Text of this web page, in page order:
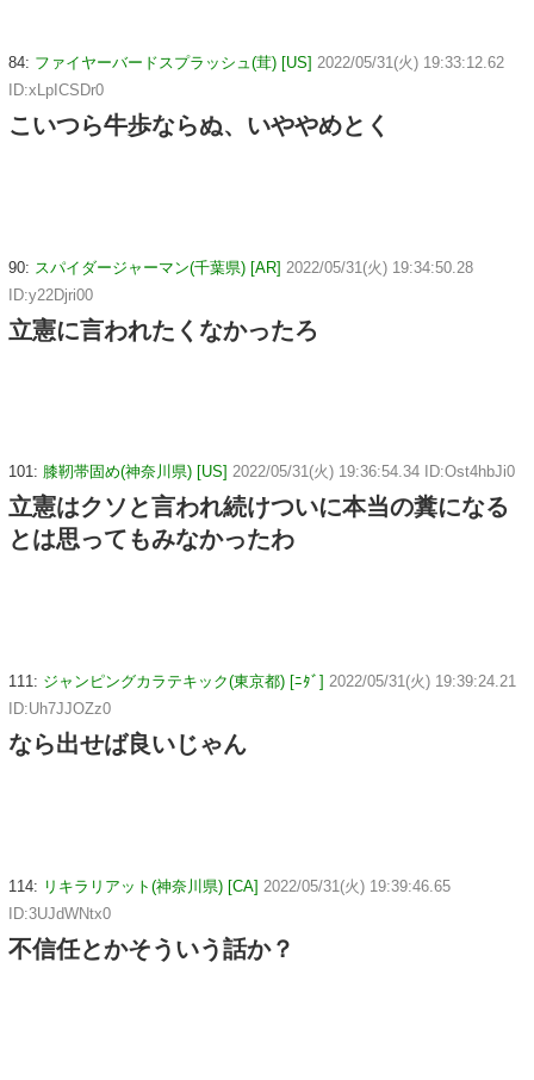
84: ファイヤーバードスプラッシュ(茸) [US] 2022/05/31(火) 19:33:12.62
ID:xLpICSDr0
こいつら牛歩ならぬ、いややめとく
90: スパイダージャーマン(千葉県) [AR] 2022/05/31(火) 19:34:50.28
ID:y22Djri00
立憲に言われたくなかったろ
101: 膝靭帯固め(神奈川県) [US] 2022/05/31(火) 19:36:54.34 ID:Ost4hbJi0
立憲はクソと言われ続けついに本当の糞になる
とは思ってもみなかったわ
111: ジャンピングカラテキック(東京都) [ﾆﾀﾞ] 2022/05/31(火) 19:39:24.21
ID:Uh7JJOZz0
なら出せば良いじゃん
114: リキラリアット(神奈川県) [CA] 2022/05/31(火) 19:39:46.65
ID:3UJdWNtx0
不信任とかそういう話か？